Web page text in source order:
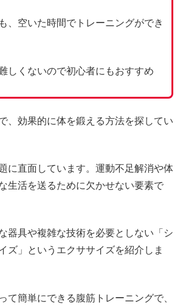
、空いた時間でトレーニングができ
しくないので初心者にもおすすめ
、効果的に体を鍛える方法を探してい
に直面しています。運動不足解消や体
生活を送るために欠かせない要素で
器具や複雑な技術を必要としない「シ
ズ」というエクササイズを紹介しま
て簡単にできる腹筋トレーニングで、